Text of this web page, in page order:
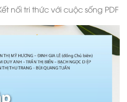
nối tri thức với cuộc sống PDF